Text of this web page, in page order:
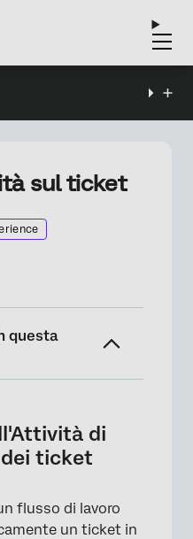
sul ticket
questa
Update Ticket
di
ticket
flusso di lavoro
un ticket in